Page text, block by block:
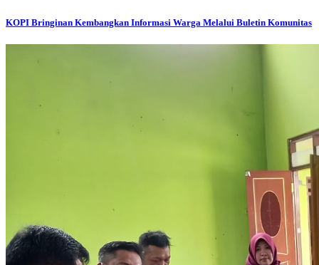
KOPI Bringinan Kembangkan Informasi Warga Melalui Buletin Komunitas